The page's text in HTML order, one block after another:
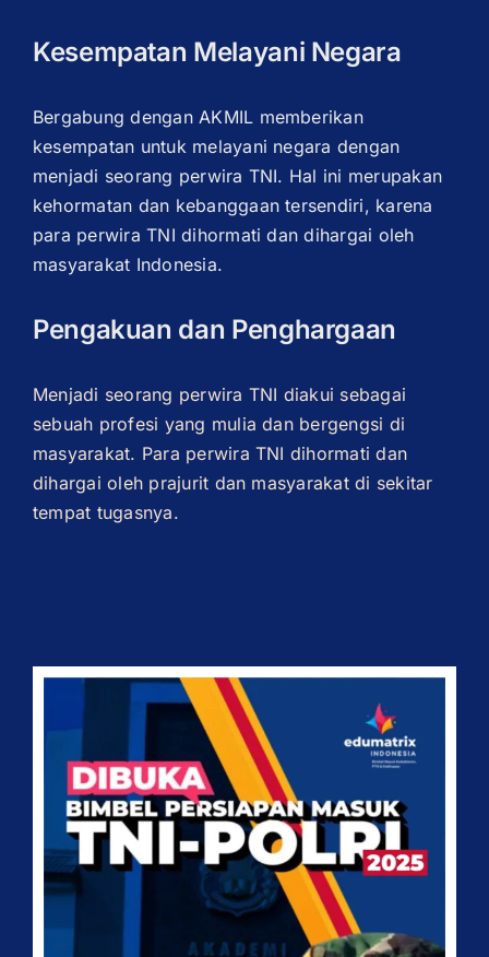
Kesempatan Melayani Negara
Bergabung dengan AKMIL memberikan
kesempatan untuk melayani negara dengan
menjadi seorang perwira TNI. Hal ini merupakan
kehormatan dan kebanggaan tersendiri, karena
para perwira TNI dihormati dan dihargai oleh
masyarakat Indonesia.
Pengakuan dan Penghargaan
Menjadi seorang perwira TNI diakui sebagai
sebuah profesi yang mulia dan bergengsi di
masyarakat. Para perwira TNI dihormati dan
dihargai oleh prajurit dan masyarakat di sekitar
tempat tugasnya.